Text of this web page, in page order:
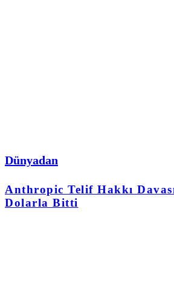
Dünyadan
Anthropic Telif Hakkı
Dolarla Bitti